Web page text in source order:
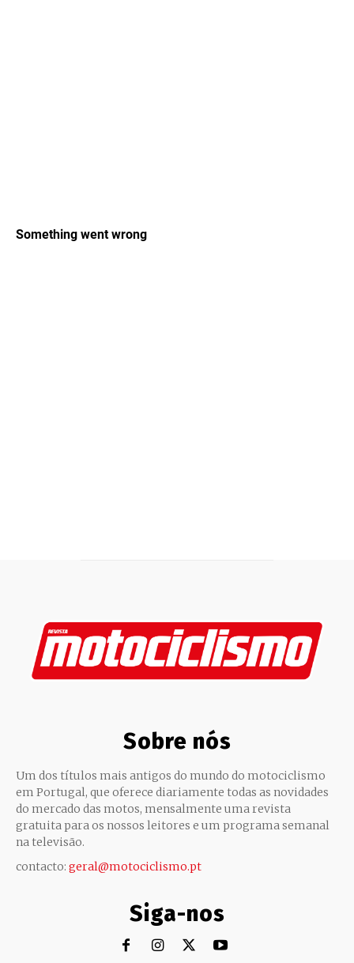
Sobre nós
Um dos títulos mais antigos do mundo do motociclismo
em Portugal, que oferece diariamente todas as novidades
do mercado das motos, mensalmente uma revista
gratuita para os nossos leitores e um programa semanal
na televisão.
contacto: geral@motociclismo.pt
Siga-nos